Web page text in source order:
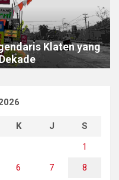
Klaten yang
K J
S
1
6 7
8